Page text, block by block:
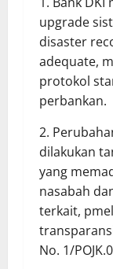
upgrade
disaster
adequate,
protokol
perbankan.
2.
dilakukan
yang
nasabah
terkait,
No. 1/